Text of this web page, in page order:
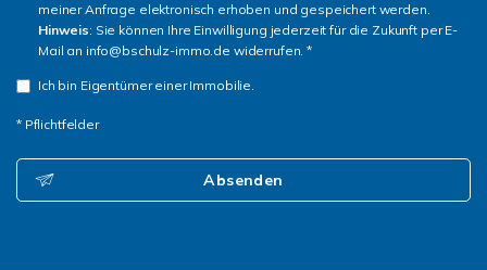
meiner Anfrage elektronisch erhoben und gespeichert werden.
Hinweis: Sie können Ihre Einwilligung jederzeit für die Zukunft per E-
Mail an info@bschulz-immo.de widerrufen. *
Ich bin Eigentümer einer Immobilie.
* Pflichtfelder
Absenden